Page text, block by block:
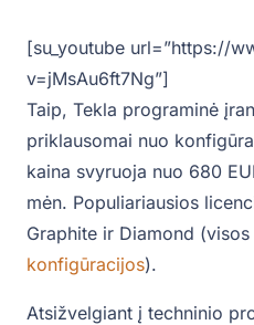
[su_youtube url=”https://
v=jMsAu6ft7Ng”]
Taip, Tekla programinė
priklausomai nuo
kaina svyruoja nuo 680
mėn. Populiariausios
Graphite ir Diamond (visos
konfigūracijos).
Atsižvelgiant į techninio